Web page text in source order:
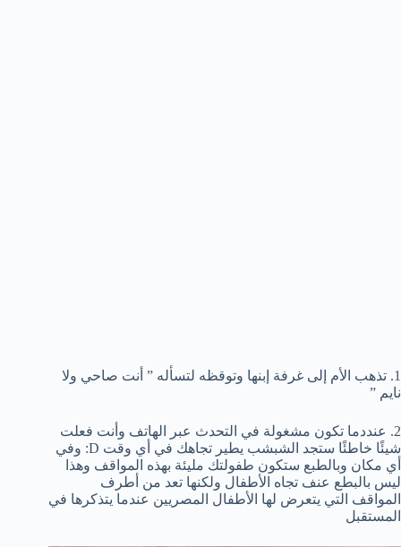
1. تذهب الأم إلى غرفة إبنها وتوقظه لتسأله ” أنت صاحي ولا
نايم ”
2. عنددما تكون مشغولة في التحدث عبر الهاتف وأنت فعلت
شيئًا خاطئًا ستجد الشبشب يطير تجاهك في أي وقت D: وفي
أي مكان وبالطبع ستكون طفولتك مليئة بهذه المواقف وهذا
ليس بالبطع عنف تجاه الأطفال ولكنها تعد من أطرف
المواقف التي يتعرض لها الأطفال المصريين عندما يتذكرها في
المستقبل